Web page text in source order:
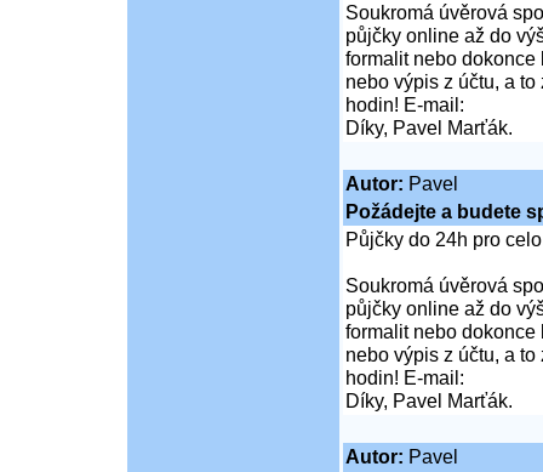
Soukromá úvěrová
půjčky online až do
formalit nebo dokonce
nebo výpis z účtu, a
hodin! E-mail:
Díky, Pavel Marťák.
Autor: Pavel
Požádejte a budete
Půjčky do 24h pro
Soukromá úvěrová
půjčky online až do
formalit nebo dokonce
nebo výpis z účtu, a
hodin! E-mail:
Díky, Pavel Marťák.
Autor: Pavel